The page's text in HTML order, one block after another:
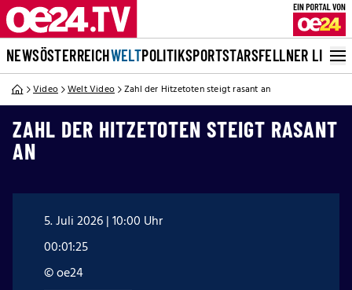
NEWSÖSTERREICHWELTPOLITIKSPORTSTARSFELLNER LIVE
Video Welt Video Zahl der Hitzetoten steigt rasant an
ZAHL DER HITZETOTEN STEIGT RASANT
AN
5. Juli 2026 | 10:00 Uhr
00:01:25
© oe24